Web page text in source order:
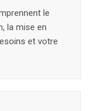
le
la mise en
et votre